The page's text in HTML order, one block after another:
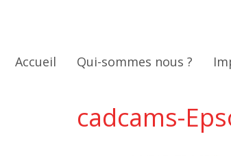
Accueil Qui-sommes nous ?
cadcams-